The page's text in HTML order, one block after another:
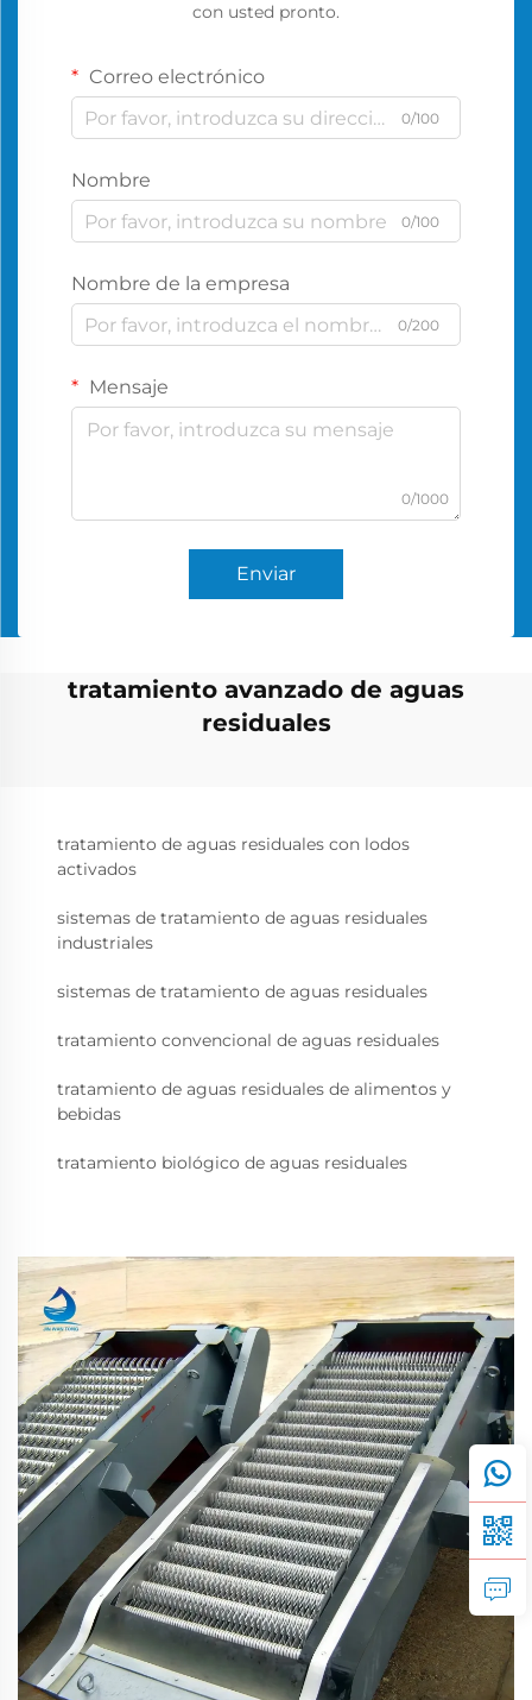
con usted pronto.
Correo electrónico
0/100
Nombre
0/100
Nombre de la empresa
0/200
Mensaje
0/1000
Enviar
tratamiento avanzado de aguas
residuales
tratamiento de aguas residuales con lodos
activados
sistemas de tratamiento de aguas residuales
industriales
sistemas de tratamiento de aguas residuales
tratamiento convencional de aguas residuales
tratamiento de aguas residuales de alimentos y
bebidas
tratamiento biológico de aguas residuales